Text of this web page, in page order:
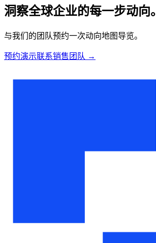
洞察全球企业的每一步动向。
与我们的团队预约一次动向地图导览。
预约演示联系销售团队 →